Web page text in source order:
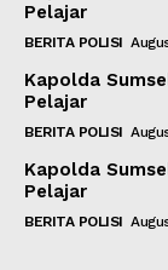
Pelajar
BERITA POLISI
Kapolda
Pelajar
BERITA POLISI
Kapolda
Pelajar
BERITA POLISI